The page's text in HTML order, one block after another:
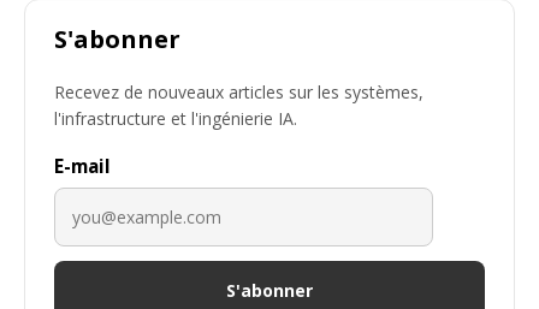
S'abonner
Recevez de nouveaux articles sur les systèmes,
l'infrastructure et l'ingénierie IA.
E-mail
S'abonner